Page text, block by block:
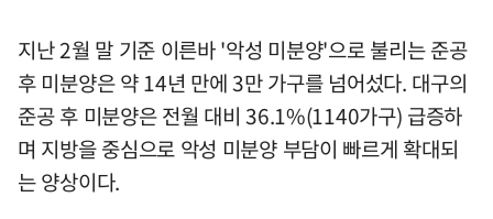
지난 2월 말 기준 이른바 '악성 미분양'으로 불리는 준공
후 미분양은 약 14년 만에 3만 가구를 넘어섰다. 대구의
준공 후 미분양은 전월 대비 36.1%(1140가구) 급증하
며 지방을 중심으로 악성 미분양 부담이 빠르게 확대되
는 양상이다.